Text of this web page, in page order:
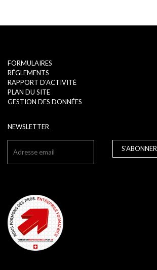
FORMULAIRES
RÉGLEMENTS
RAPPORT D'ACTIVITÉ
PLAN DU SITE
GESTION DES DONNÉES
NEWSLETTER
S'ABONNER